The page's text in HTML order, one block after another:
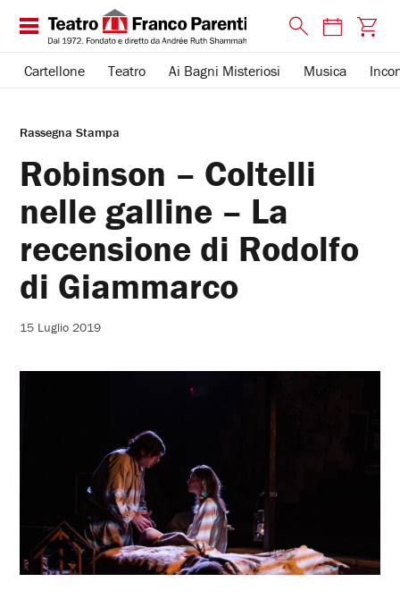
Cartellone Teatro Ai Bagni Misteriosi Musica
Rassegna Stampa
Robinson – Coltelli
nelle galline – La
recensione di Rodolfo
di Giammarco
15 Luglio 2019